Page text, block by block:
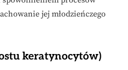
jej młodzieńczego
keratynocytów)